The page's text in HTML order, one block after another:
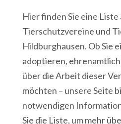
Hier finden Sie eine Liste
Tierschutzvereine und
Hildburghausen. Ob Sie
adoptieren,
über die Arbeit dieser
möchten – unsere Seite
notwendigen
Sie die Liste, um mehr